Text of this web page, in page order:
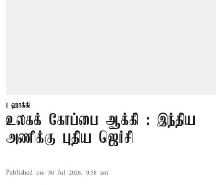
ஹாக்கி
உலகக் கோப்பை ஆக்கி : இந்திய
அணிக்கு புதிய ஜெர்சி
Published on: 30 Jul 2026, 9:58 am